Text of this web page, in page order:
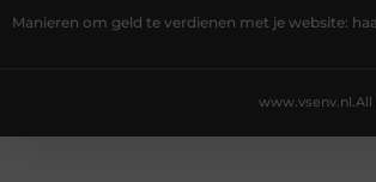
Manieren om geld te verdienen met je website:
All
www.vsenv.nl.